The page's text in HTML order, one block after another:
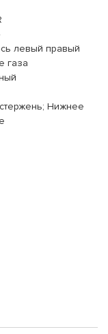
левый правый
газа
Нижнее